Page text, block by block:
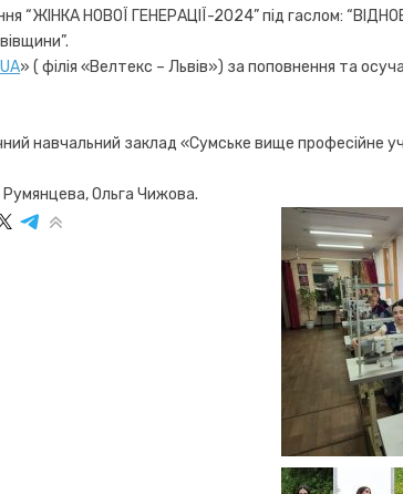
“ЖІНКА НОВОЇ ГЕНЕРАЦІЇ-2024” під гаслом:
» ( філія «Велтекс – Львів») за поповнення та
навчальний заклад «Сумське вище професійне
Ольга Чижова.